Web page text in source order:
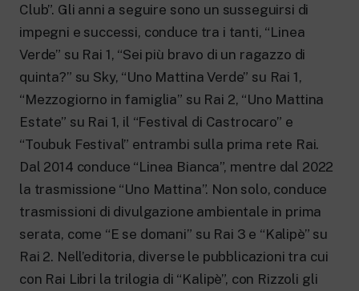
Club”. Gli anni a seguire sono un susseguirsi di
impegni e successi, conduce tra i tanti, “Linea
Verde” su Rai 1, “Sei più bravo di un ragazzo di
quinta?” su Sky, “Uno Mattina Verde” su Rai 1,
“Mezzogiorno in famiglia” su Rai 2, “Uno Mattina
Estate” su Rai 1, il “Festival di Castrocaro” e
“Toubuk Festival” entrambi sulla prima rete Rai.
Dal 2014 conduce “Linea Bianca”, mentre dal 2022
la trasmissione “Uno Mattina”. Non solo, conduce
trasmissioni di divulgazione ambientale in prima
serata, come “E se domani” su Rai 3 e “Kalipè” su
Rai 2. Nell’editoria, diverse le pubblicazioni tra cui
con Rai Libri la trilogia di “Kalipè”, con Rizzoli gli